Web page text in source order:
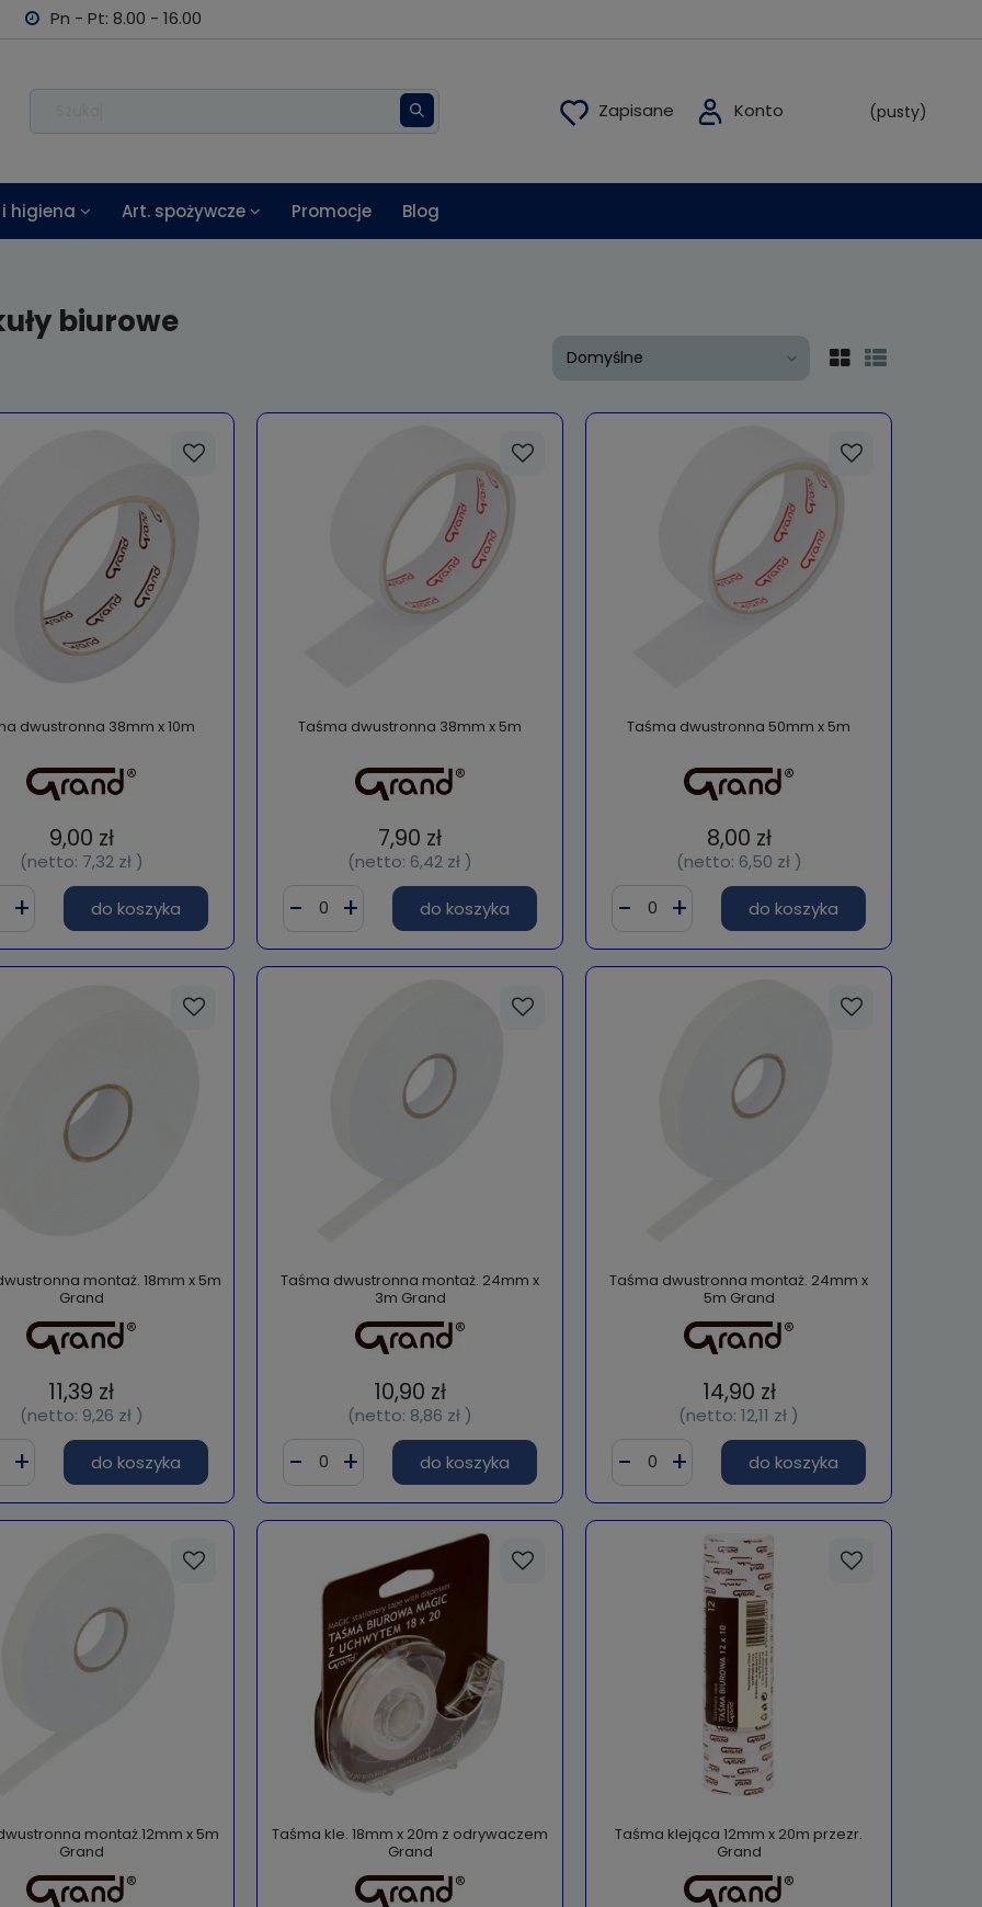
Pn - Pt: 8.00 - 16.00
(pusty)
higiena Art. spożywcze Promocje Blog
biurowe
dwustronna 38mm x 10m
9,00 zł
(netto: 7,32 zł)
do koszyka
Taśma dwustronna 38mm x 5m
7,90 zł
(netto: 6,42 zł )
do koszyka
Taśma dwustronna 50mm x 5m
8,00 zł
(netto: 6,50 zł)
do koszyka
montaż. 18mm x 5m
Grand
11,39 zł
(netto: 9,26 zł)
do koszyka
Taśma dwustronna montaż. 24mm x
3m Grand
10,90 zł
(netto: 8,86 zł )
do koszyka
Taśma dwustronna montaż. 24mm x
5m Grand
14,90 zł
(netto: 12,11 zł )
do koszyka
montaż.12mm x 5m
Grand
Taśma kle. 18mm x 20m z odrywaczem
Grand
Taśma klejąca 12mm x 20m przezr.
Grand